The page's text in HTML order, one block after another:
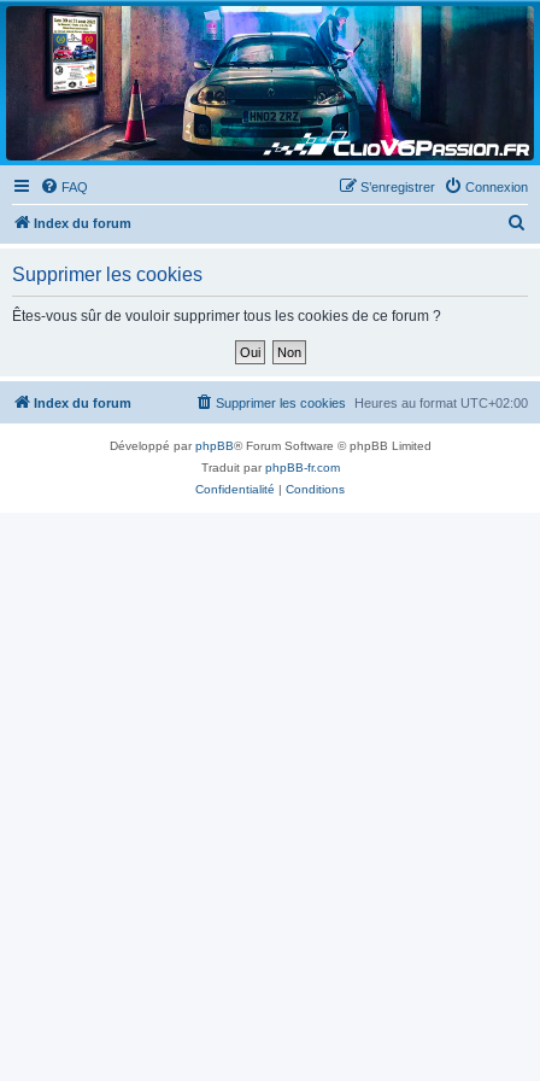
Clio V6 Passion
Le site français des passionnés de Clio V6
FAQ Connexion
S’enregistrer
Index du forum
c
h
Supprimer les cookies
Êtes-vous sûr de vouloir supprimer tous les cookies de ce forum ?
Index du forum Heures au format UTC+02:00
Supprimer les cookies
Développé parphpBB® Forum Software © phpBB Limited
Traduit parphpBB-fr.com
Confidentialité
Conditions